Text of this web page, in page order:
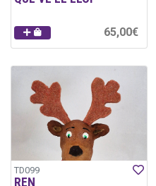
65,00€
TD099
REN